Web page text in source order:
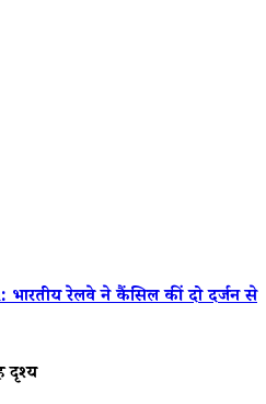
रेलवे ने कैंसिल कीं दो दर्जन से
दृश्य